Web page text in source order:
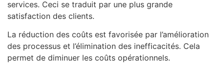
services. Ceci se traduit par une plus grande
satisfaction des clients.
La réduction des coûts est favorisée par l’amélioration
des processus et l’élimination des inefficacités. Cela
permet de diminuer les coûts opérationnels.